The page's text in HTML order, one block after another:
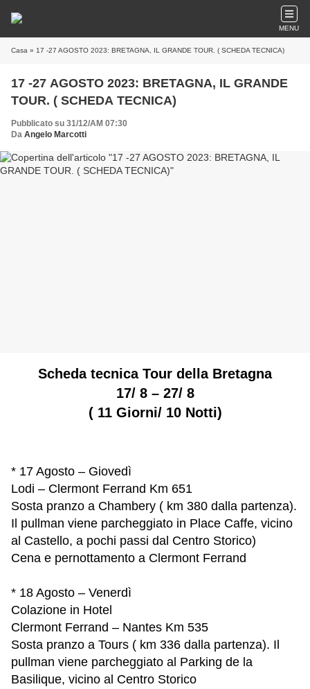
MENU
Casa » 17 -27 AGOSTO 2023: BRETAGNA, IL GRANDE TOUR. ( SCHEDA TECNICA)
17 -27 AGOSTO 2023: BRETAGNA, IL GRANDE
TOUR. ( SCHEDA TECNICA)
Pubblicato su 31/12/AM 07:30
Da Angelo Marcotti
Scheda tecnica Tour della Bretagna
17/ 8 – 27/ 8
( 11 Giorni/ 10 Notti)
* 17 Agosto – Giovedì
Lodi – Clermont Ferrand Km 651
Sosta pranzo a Chambery ( km 380 dalla partenza).
Il pullman viene parcheggiato in Place Caffe, vicino
al Castello, a pochi passi dal Centro Storico)
Cena e pernottamento a Clermont Ferrand
* 18 Agosto – Venerdì
Colazione in Hotel
Clermont Ferrand – Nantes Km 535
Sosta pranzo a Tours ( km 336 dalla partenza). Il
pullman viene parcheggiato al Parking de la
Basilique, vicino al Centro Storico